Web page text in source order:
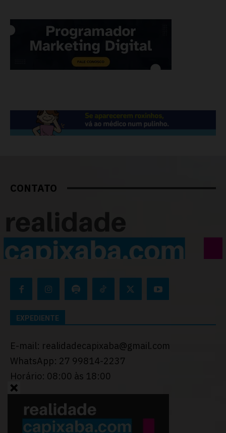
CONTATO
EXPEDIENTE
E-mail: realidadecapixaba@gmail.com
WhatsApp: 27 99814-2237
Horário: 08:00 às 18:00